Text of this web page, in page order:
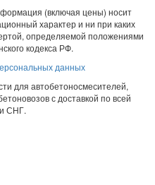
(включая цены) носит
характер и ни при каких
определяемой положениями
кодекса РФ.
данных
для автобетоносмесителей,
с доставкой по всей
СНГ.